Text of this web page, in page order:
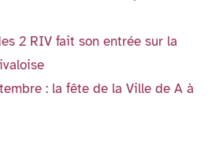
2 RIV fait son entrée sur la
: la fête de la Ville de A à